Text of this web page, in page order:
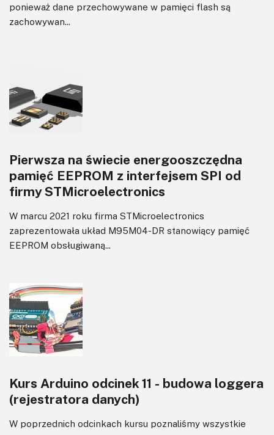
ponieważ dane przechowywane w pamięci flash są
zachowywan...
Pierwsza na świecie energooszczędna
pamięć EEPROM z interfejsem SPI od
firmy STMicroelectronics
W marcu 2021 roku firma STMicroelectronics
zaprezentowała układ M95M04-DR stanowiący pamięć
EEPROM obsługiwaną...
Kurs Arduino odcinek 11 - budowa loggera
(rejestratora danych)
W poprzednich odcinkach kursu poznaliśmy wszystkie